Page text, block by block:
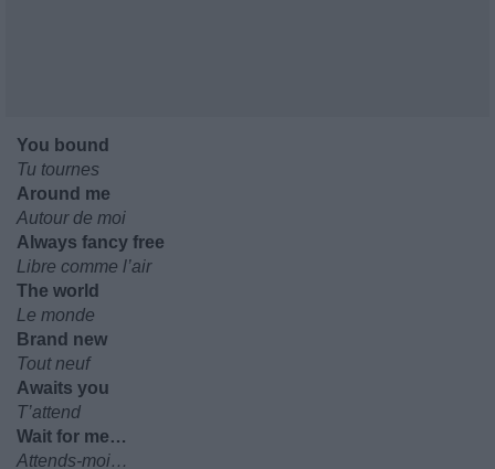
You bound
Tu tournes
Around me
Autour de moi
Always fancy free
Libre comme l’air
The world
Le monde
Brand new
Tout neuf
Awaits you
T’attend
Wait for me…
Attends-moi…